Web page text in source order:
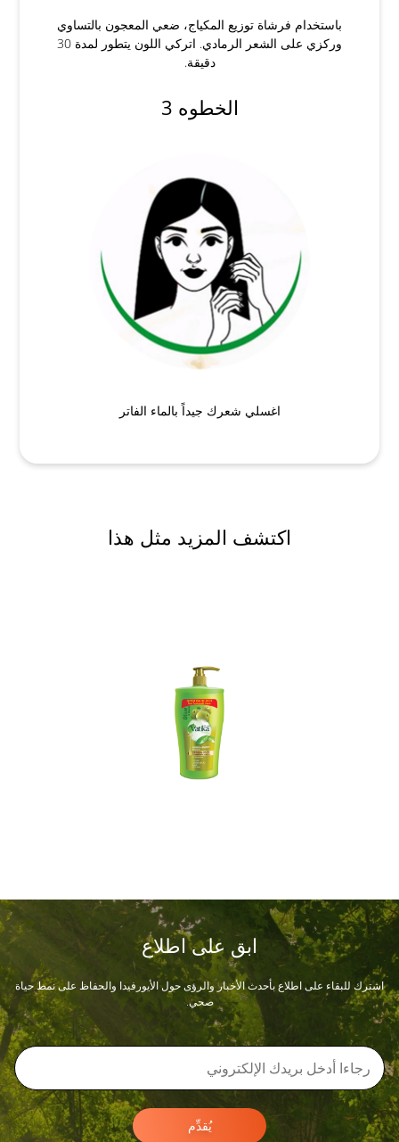
باستخدام فرشاة توزيع المكياج، ضعي المعجون بالتساوي
وركزي على الشعر الرمادي. اتركي اللون يتطور لمدة 30
دقيقة.
الخطوه 3
اغسلي شعرك جيداً بالماء الفاتر
اكتشف المزيد مثل هذا
ابق على اطلاع
اشترك للبقاء على اطلاع بأحدث الأخبار والرؤى حول الأيورفيدا والحفاظ على نمط حياة
صحي.
يُقدِّم